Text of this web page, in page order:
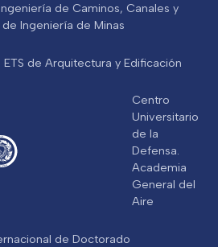
de Caminos, Canales y
Ingeniería de Minas
ETS de Arquitectura y Edificación
Centro
Universitario
de la
Defensa.
Academia
General del
Aire
de Doctorado